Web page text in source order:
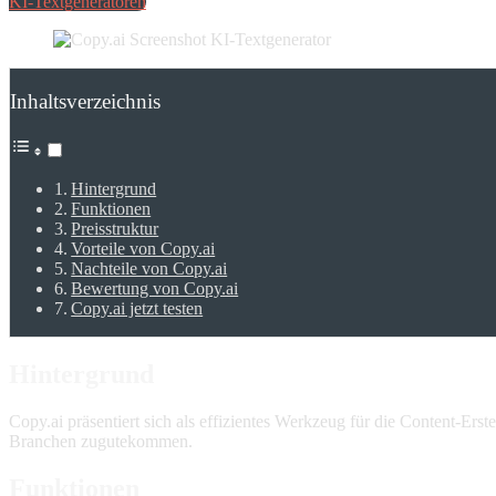
Inhaltsverzeichnis
Hintergrund
Funktionen
Preisstruktur
Vorteile von Copy.ai
Nachteile von Copy.ai
Bewertung von Copy.ai
Copy.ai jetzt testen
Copy.ai präsentiert sich als effizientes Werkzeug für die Content-
Branchen zugutekommen.